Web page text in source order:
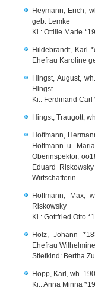
Heymann, Erich,
geb. Lemke
Ki.: Ottilie Marie
Hildebrandt, Karl
Ehefrau Karoline
Hingst, August,
Hingst
Ki.: Ferdinand
Hingst, Traugott,
Hoffmann,
Hoffmann u.
Oberinspektor,
Eduard
Wirtschafterin
Hoffmann, Max,
Riskowsky
Ki.: Gottfried Otto
Holz, Johann
Ehefrau
Stiefkind: Bertha
Hopp, Karl, wh.
Ki.: Anna Minna